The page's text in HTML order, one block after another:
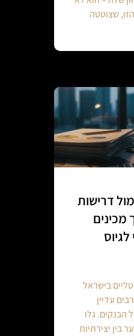
שצוטטה
דרישות
בישראל
עדיין
הבנקים. גלו
בין יצירתיות